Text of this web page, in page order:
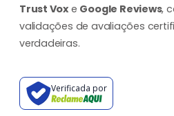
Trust Vox e Google Reviews,
validações de avaliações
verdadeiras.
Verificada por